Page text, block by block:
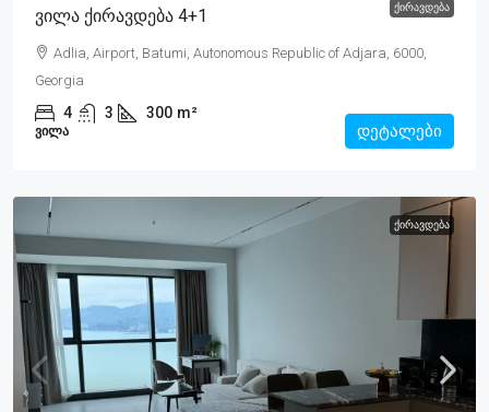
ᲥᲘᲠᲐᲕᲓᲔᲑᲐ
Ვილა Ქირავდება 4+1
Adlia, Airport, Batumi, Autonomous Republic of Adjara, 6000,
Georgia
4 3 300 m²
ᲕᲘᲚᲐ დეტალები
ᲥᲘᲠᲐᲕᲓᲔᲑᲐ